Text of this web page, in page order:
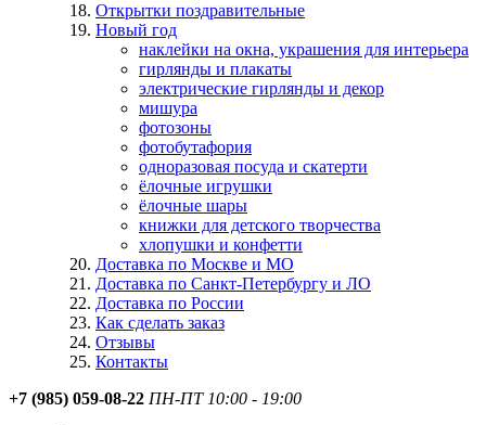
Открытки поздравительные
Новый год
наклейки на окна, украшения для интерьера
гирлянды и плакаты
электрические гирлянды и декор
мишура
фотозоны
фотобутафория
одноразовая посуда и скатерти
ёлочные игрушки
ёлочные шары
книжки для детского творчества
хлопушки и конфетти
Доставка по Москве и МО
Доставка по Санкт-Петербургу и ЛО
Доставка по России
Как сделать заказ
Отзывы
Контакты
+7 (985) 059-08-22 ПН-ПТ 10:00 - 19:00